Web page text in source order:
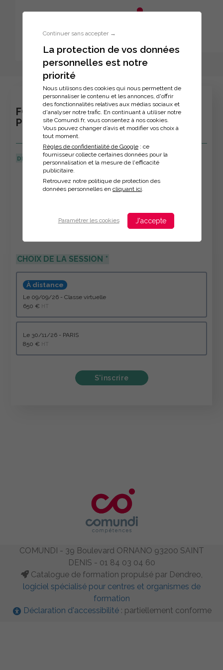
Continuer sans accepter →
La protection de vos données
personnelles est notre
priorité
Nous utilisons des cookies qui nous permettent de
personnaliser le contenu et les annonces, d'offrir
des fonctionnalités relatives aux médias sociaux et
d'analyser notre trafic. En continuant à utiliser notre
site Comundi.fr, vous consentez à nos cookies.
Vous pouvez changer d’avis et modifier vos choix à
tout moment.
Règles de confidentialité de Google : ce
fournisseur collecte certaines données pour la
personnalisation et la mesure de l'efficacité
publicitaire.
Retrouvez notre politique de protection des
données personnelles en cliquant ici
Paramétrer les cookies J'accepte
Inscription à la formation
FORMATION : GÉRER LE STRESS DE LA
PRISE DE PAROLE EN PUBLIC
DERNIÈRE MISE À JOUR :22/04/2024
Veuillez décrire votre situation
CHOIX DE LA SESSION
À distance
le 09/09/26 - Classe virtuelle
650 € HT
le 30/11/26 - PARIS
850 € HT
S'inscrire
COMUNDI - 39 Boulevard ORNANO 93200 SAINT
DENIS - 01 84 03 04 60
Catalogue de formation propulsé par Dendreo,
logiciel spécialisé pour centres et organismes de
formation
Déclaration d'accessibilité : partiellement conforme